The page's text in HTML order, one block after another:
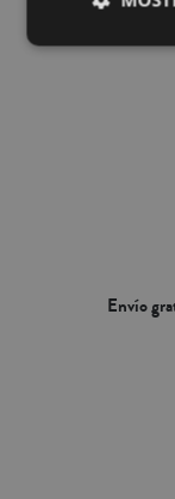
Envío